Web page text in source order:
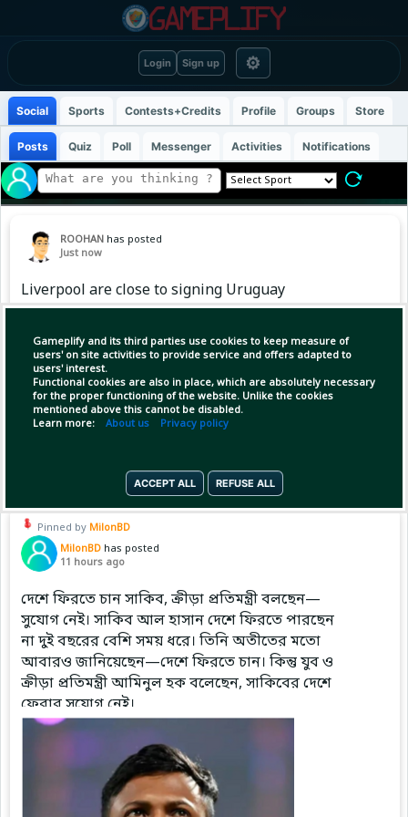
Login Sign up ⚙
Gameplify and its third parties use cookies to keep measure of
users' on site activities to provide service and offers adapted to
users' interest.
Functional cookies are also in place, which are absolutely necessary
for the proper functioning of the website. Unlike the cookies
mentioned above this cannot be disabled.
Learn more: About us Privacy policy
ACCEPT ALL REFUSE ALL
Social Sports Contests+Credits Profile Groups Store
Posts Quiz Poll Messenger Activities Notifications
ROOHAN has posted
Just now
Liverpool are close to signing Uruguay
defender Ronald Araújo on a season-long loan
from Barcelona. The deal includes an option to
buy Araújo, who is expected to link up with the
Liverpool squad this weekend.
Pinned by MilonBD
MilonBD has posted
11 hours ago
দেশে ফিরতে চান সাকিব, ক্রীড়া প্রতিমন্ত্রী বলছেন—
সুযোগ নেই। সাকিব আল হাসান দেশে ফিরতে পারছেন
না দুই বছরের বেশি সময় ধরে। তিনি অতীতের মতো
আবারও জানিয়েছেন—দেশে ফিরতে চান। কিন্তু যুব ও
ক্রীড়া প্রতিমন্ত্রী আমিনুল হক বলেছেন, সাকিবের দেশে
ফেরার সুযোগ নেই।